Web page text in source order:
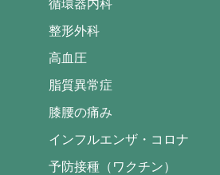
循環器内科
整形外科
高血圧
脂質異常症
膝腰の痛み
インフルエンザ・コロナ
予防接種（ワクチン）